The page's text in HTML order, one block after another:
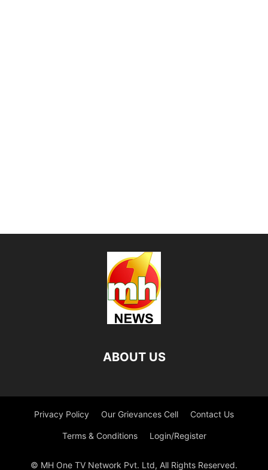
ABOUT US
Privacy Policy Our Grievances Cell Contact Us
Terms & Conditions Login/Register
© MH One TV Network Pvt. Ltd, All Rights Reserved.